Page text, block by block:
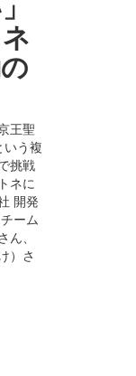
王聖
いう複
挑戦
ネに
開発
ーム
、
）さ